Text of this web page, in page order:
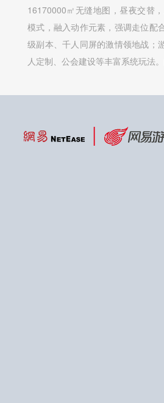
16170000㎡无缝地图，昼夜交替
模式，融入动作元素，强调走位配
级副本、千人同屏的激情领地战；
人定制、公会建设等丰富系统玩法